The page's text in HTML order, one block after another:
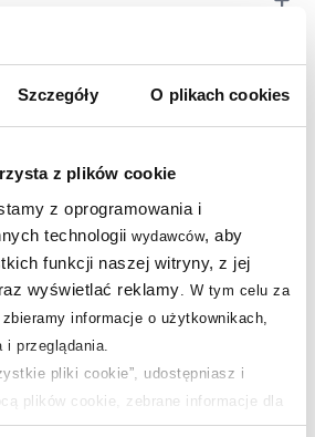
Szczegóły O plikach cookies
z plików cookie
z oprogramowania i
technologii wydawców, aby
funkcji naszej witryny, z jej
wyświetlać reklamy
W tym celu za
informacje o użytkownikach,
i przeglądania.
pliki cookie”, udostępniasz i
plików cookie, zebrane informacje dla
a także nasi partnerzy reklamowi.
018